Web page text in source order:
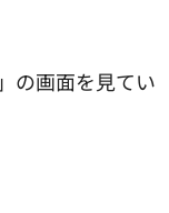
」の画面を見てい